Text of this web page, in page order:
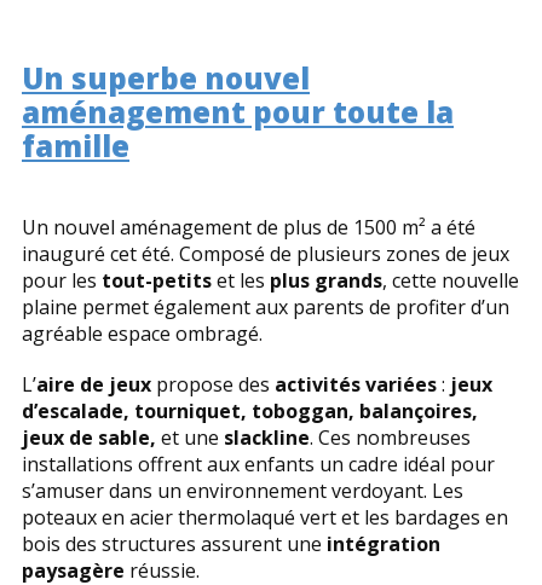
Un superbe nouvel
aménagement pour toute la
famille
Un nouvel aménagement de plus de 1500 m² a été
inauguré cet été. Composé de plusieurs zones de jeux
pour les tout-petitset les plus grands, cette nouvelle
plaine permet également aux parents de profiter d’un
agréable espace ombragé.
L’aire de jeux propose des activités variées: jeux
d’escalade, tourniquet, toboggan, balançoires,
jeux de sable, et une slackline. Ces nombreuses
installations offrent aux enfants un cadre idéal pour
s’amuser dans un environnement verdoyant. Les
poteaux en acier thermolaqué vert et les bardages en
bois des structures assurent une intégration
paysagère réussie.